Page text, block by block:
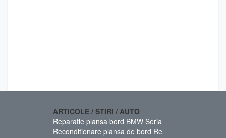
ARTICOLE / STIRI / AUTO
Reparatie plansa bord BMW Seria
Reconditionare plansa de bord Re